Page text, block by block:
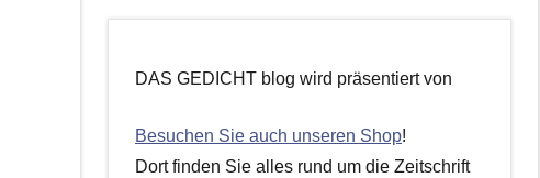
DAS GEDICHT blog wird präsentiert von
Besuchen Sie auch unseren Shop!
Dort finden Sie alles rund um die Zeitschrift